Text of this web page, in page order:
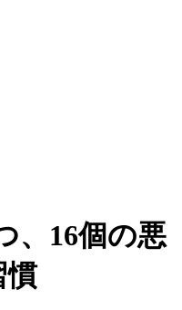
、16個の悪
慣